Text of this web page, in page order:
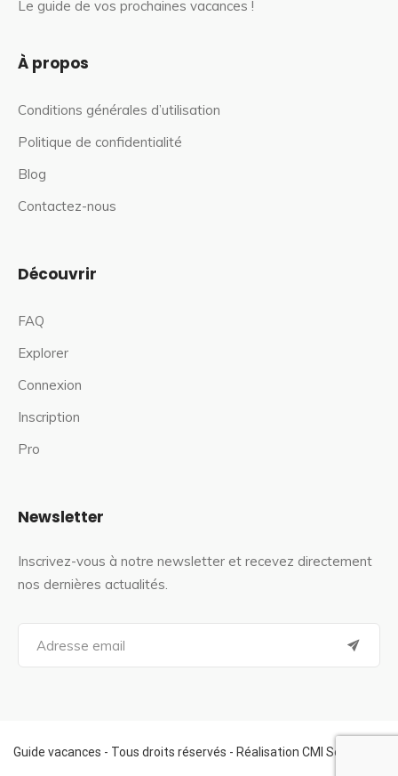
Le guide de vos prochaines vacances !
À propos
Conditions générales d’utilisation
Politique de confidentialité
Blog
Contactez-nous
Découvrir
FAQ
Explorer
Connexion
Inscription
Pro
Newsletter
Inscrivez-vous à notre newsletter et recevez directement
nos dernières actualités.
a
f
o
Guide vacances - Tous droits réservés - Réalisation CMI Services